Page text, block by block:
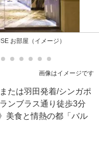
お部屋（イメージ）
画像はイメージです
たは羽田発着/シンガポ
ンブラス通り徒歩3分
美食と情熱の都「バル